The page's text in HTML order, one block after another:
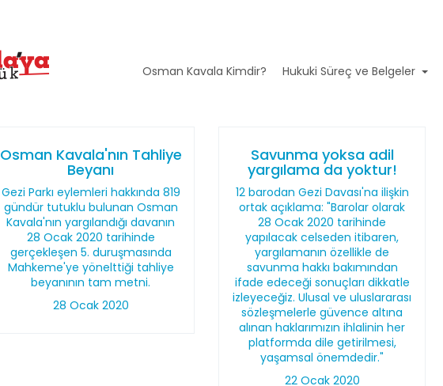
Osman Kavala Kimdir? Hukuki Süreç ve Belgeler
Osman Kavala'nın Tahliye
Beyanı
Gezi Parkı eylemleri hakkında 819
gündür tutuklu bulunan Osman
Kavala'nın yargılandığı davanın
28 Ocak 2020 tarihinde
gerçekleşen 5. duruşmasında
Mahkeme'ye yönelttiği tahliye
beyanının tam metni.
28 Ocak 2020
Savunma yoksa adil
yargılama da yoktur!
12 barodan Gezi Davası'na ilişkin
ortak açıklama: "Barolar olarak
28 Ocak 2020 tarihinde
yapılacak celseden itibaren,
yargılamanın özellikle de
savunma hakkı bakımından
ifade edeceği sonuçları dikkatle
izleyeceğiz. Ulusal ve uluslararası
sözleşmelerle güvence altına
alınan haklarımızın ihlalinin her
platformda dile getirilmesi,
yaşamsal önemdedir."
22 Ocak 2020